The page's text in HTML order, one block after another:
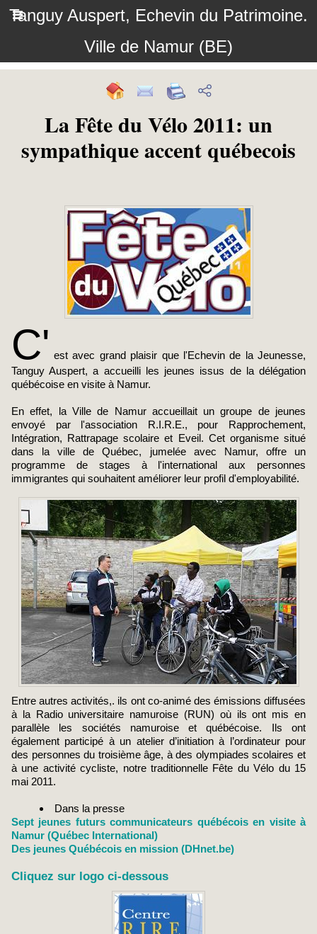
Tanguy Auspert, Echevin du Patrimoine.
Ville de Namur (BE)
La Fête du Vélo 2011: un
sympathique accent québecois
C' est avec grand plaisir que l'Echevin de la Jeunesse,
Tanguy Auspert, a accueilli les jeunes issus de la délégation
québécoise en visite à Namur.
En effet, la Ville de Namur accueillait un groupe de jeunes
envoyé par l'association R.I.R.E., pour Rapprochement,
Intégration, Rattrapage scolaire et Eveil. Cet organisme situé
dans la ville de Québec, jumelée avec Namur, offre un
programme de stages à l'international aux personnes
immigrantes qui souhaitent améliorer leur profil d'employabilité.
Entre autres activités,. ils ont co-animé des émissions diffusées
à la Radio universitaire namuroise (RUN) où ils ont mis en
parallèle les sociétés namuroise et québécoise. Ils ont
également participé à un atelier d’initiation à l’ordinateur pour
des personnes du troisième âge, à des olympiades scolaires et
à une activité cycliste, notre traditionnelle Fête du Vélo du 15
mai 2011.
Dans la presse
Sept jeunes futurs communicateurs québécois en visite à
Namur (Québec International)
Des jeunes Québécois en mission (DHnet.be)
Cliquez sur logo ci-dessous